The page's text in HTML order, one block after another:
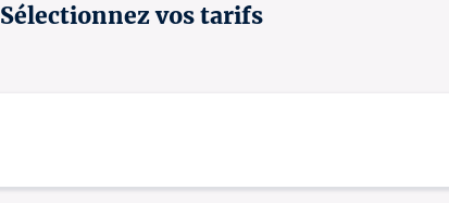
Sélectionnez vos tarifs